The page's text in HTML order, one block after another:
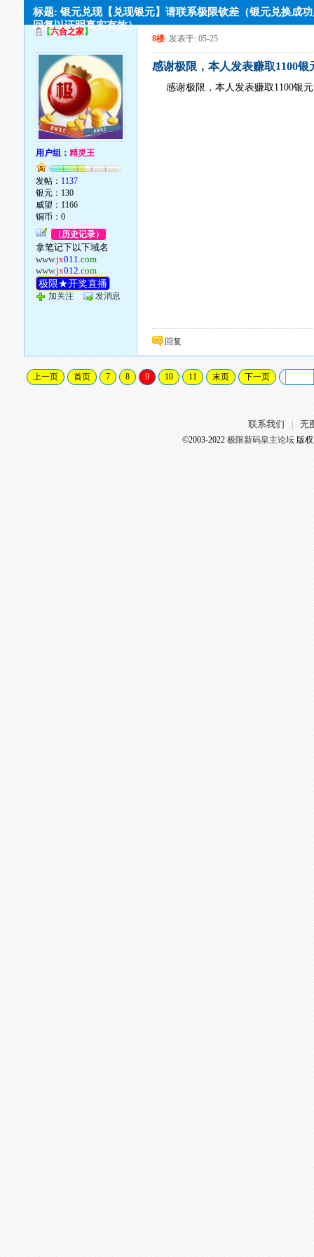
标题: 银元兑现【兑现银元】请联系极限钦差（银元兑换成
回复以证明真实有效）
【六合之家】
用户组：精灵王
发帖： 1137
银元：130
威望：1166
铜币：0
（历史记录）
拿笔记下以下域名
www.jx011.com
www.jx012.com
极限★开奖直播
加关注 发消息
8楼 发表于: 05-25
感谢极限，本人发表赚取1100
感谢极限，本人发表赚取1100银
回复
上一页 首页 7 8 9 10 11 末页 下一页
联系我们 无
©2003-2022 极限新码皇主论坛版权